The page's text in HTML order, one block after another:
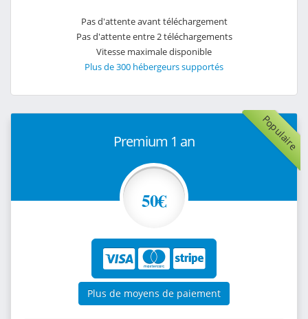
Pas d'attente avant téléchargement
Pas d'attente entre 2 téléchargements
Vitesse maximale disponible
Plus de 300 hébergeurs supportés
Populaire
Premium 1 an
50€
Plus de moyens de paiement